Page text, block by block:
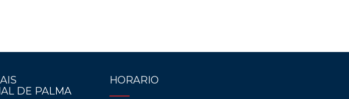
DE PALMA
HORARIO